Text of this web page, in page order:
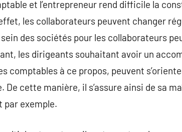
et l’entrepreneur rend difficile la
les collaborateurs peuvent changer
des sociétés pour les collaborateurs
les dirigeants souhaitant avoir un
comptables à ce propos, peuvent
De cette manière, il s’assure ainsi de sa
par exemple.